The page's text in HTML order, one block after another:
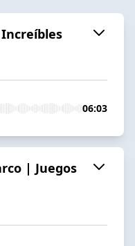
06:03
| Juegos